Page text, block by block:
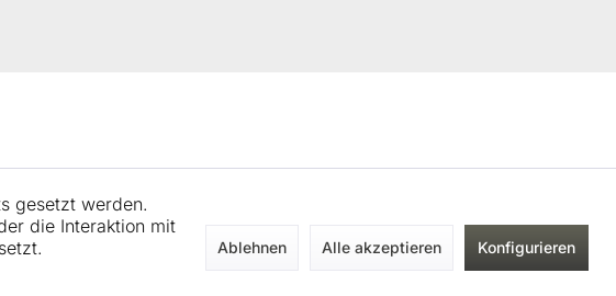
gesetzt werden.
die Interaktion mit
Ablehnen Alle akzeptieren Konfigurieren